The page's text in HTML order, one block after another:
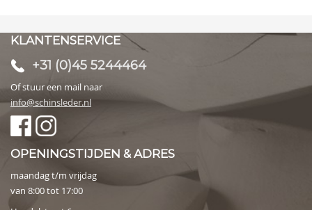
KLANTENSERVICE
+31 (0)45 5244464
Of stuur een mail naar
info@schinsleder.nl
OPENINGSTIJDEN & ADRES
maandag t/m vrijdag
van 8:00 tot 17:00